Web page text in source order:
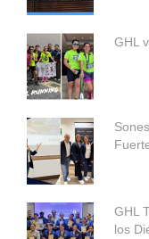
GHL
GHL
los